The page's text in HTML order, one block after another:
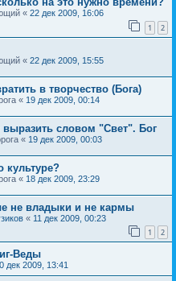
« 22 дек 2009, 16:06
1 2
« 22 дек 2009, 15:55
в творчество (Бога)
« 19 дек 2009, 00:14
словом "Свет". Бог
« 19 дек 2009, 00:03
культуре?
« 18 дек 2009, 23:29
не владыки и не кармы
« 11 дек 2009, 00:23
1 2
Веды
дек 2009, 13:41